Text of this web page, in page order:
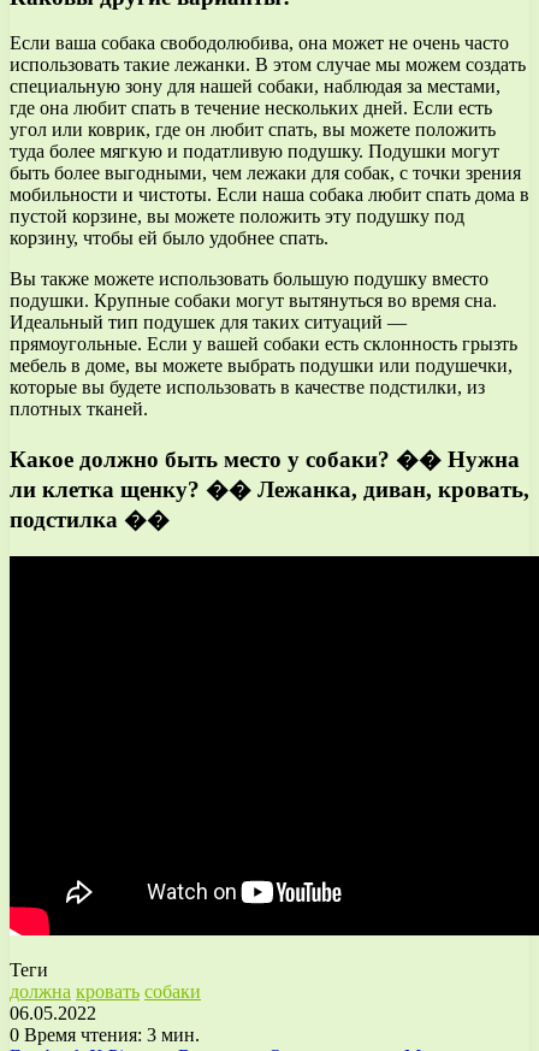
Если ваша собака свободолюбива, она может не очень часто
использовать такие лежанки. В этом случае мы можем создать
специальную зону для нашей собаки, наблюдая за местами,
где она любит спать в течение нескольких дней. Если есть
угол или коврик, где он любит спать, вы можете положить
туда более мягкую и податливую подушку. Подушки могут
быть более выгодными, чем лежаки для собак, с точки зрения
мобильности и чистоты. Если наша собака любит спать дома в
пустой корзине, вы можете положить эту подушку под
корзину, чтобы ей было удобнее спать.
Вы также можете использовать большую подушку вместо
подушки. Крупные собаки могут вытянуться во время сна.
Идеальный тип подушек для таких ситуаций —
прямоугольные. Если у вашей собаки есть склонность грызть
мебель в доме, вы можете выбрать подушки или подушечки,
которые вы будете использовать в качестве подстилки, из
плотных тканей.
Какое должно быть место у собаки? �� Нужна
ли клетка щенку? �� Лежанка, диван, кровать,
подстилка ��
Теги
должна кровать собаки
06.05.2022
0 Время чтения: 3 мин.